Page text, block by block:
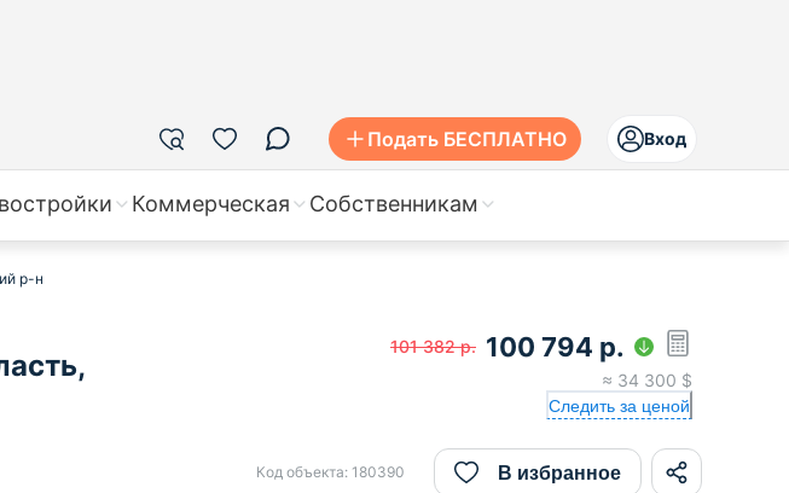
Подать БЕСПЛАТНО Вход
Коммерческая Собственникам
р-н
101 382 р. 100 794 р.
≈ 34 300 $
Следить за ценой
Код объекта: 180390 В избранное